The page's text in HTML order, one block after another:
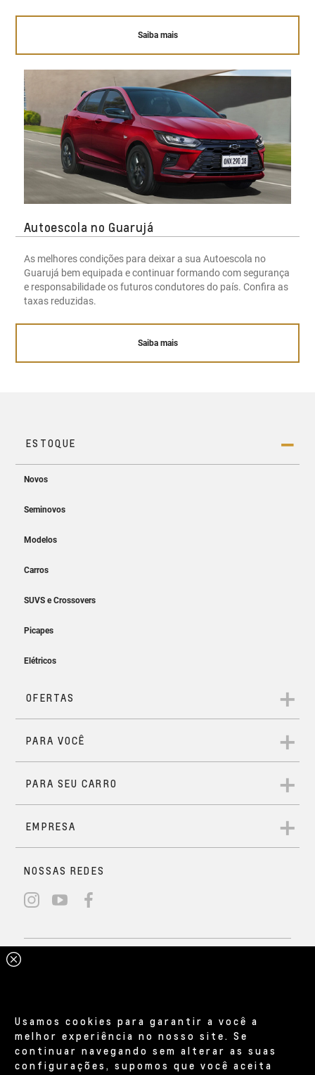
Saiba mais
Autoescola no Guarujá
As melhores condições para deixar a sua Autoescola no
Guarujá bem equipada e continuar formando com segurança
e responsabilidade os futuros condutores do país. Confira as
taxas reduzidas.
Saiba mais
Usamos cookies para garantir a você a
melhor experiência no nosso site. Se
continuar navegando sem alterar as suas
configurações, supomos que você aceita